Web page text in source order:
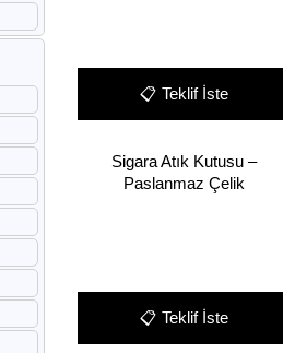
📋 Teklif İste
Sigara Atık Kutusu –
Paslanmaz Çelik
📋 Teklif İste